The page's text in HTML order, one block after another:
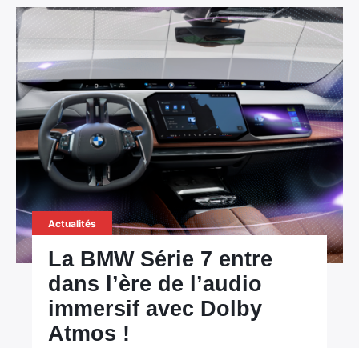
Actualités
La BMW Série 7 entre
dans l’ère de l’audio
immersif avec Dolby
Atmos !